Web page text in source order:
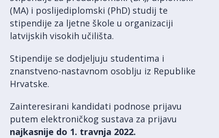
(MA) i poslijediplomski (PhD) studij te
stipendije za ljetne škole u organizaciji
latvijskih visokih učilišta.
Stipendije se dodjeljuju studentima i
znanstveno-nastavnom osoblju iz Republike
Hrvatske.
Zainteresirani kandidati podnose prijavu
putem elektroničkog sustava za prijavu
najkasnije do 1. travnja 2022.